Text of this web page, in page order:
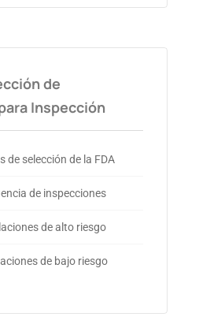
de
Inspección
de selección de la FDA
de inspecciones
de alto riesgo
de bajo riesgo